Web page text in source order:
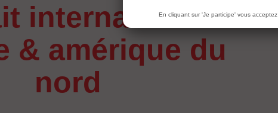
& amérique du
nord
En cliquant sur 'Je participe' vous acceptez